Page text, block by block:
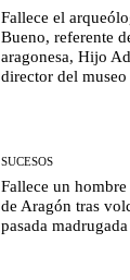
Fallece el
Bueno, referente
aragonesa, Hijo
director del
SUCESOS
Fallece un
de Aragón tras
pasada madrugada